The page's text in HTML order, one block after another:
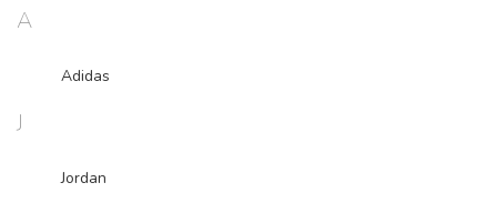
A
Adidas
J
Jordan